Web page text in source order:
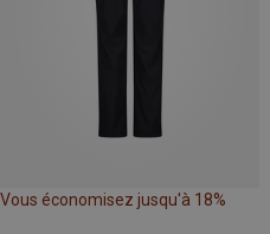
Vous économisez jusqu'à 18%